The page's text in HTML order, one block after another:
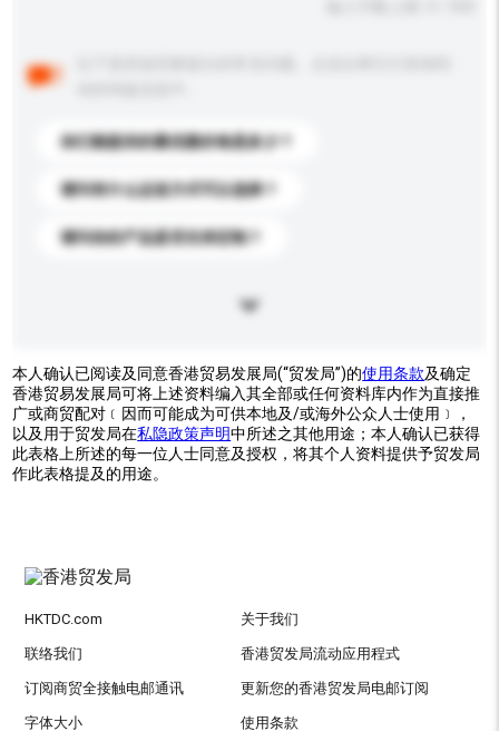
你们能提供的最优惠价格是多少？
请问有什么运送方式可以选择？
请问你的产品是否支持定制？
本人确认已阅读及同意香港贸易发展局(“贸发局”)的使用条款及确定
香港贸易发展局可将上述资料编入其全部或任何资料库内作为直接推
广或商贸配对﹝因而可能成为可供本地及/或海外公众人士使用﹞，
以及用于贸发局在私隐政策声明中所述之其他用途；本人确认已获得
此表格上所述的每一位人士同意及授权，将其个人资料提供予贸发局
作此表格提及的用途。
HKTDC.com 关于我们
联络我们 香港贸发局流动应用程式
订阅商贸全接触电邮通讯 更新您的香港贸发局电邮订阅
字体大小 使用条款